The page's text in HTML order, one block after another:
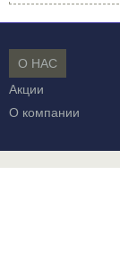
О НАС
Акции
О компании